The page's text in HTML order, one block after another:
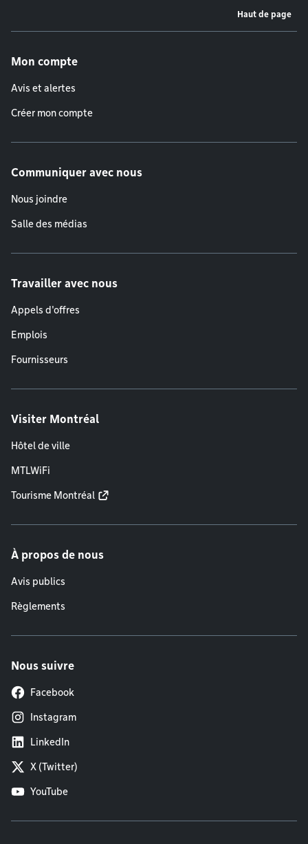
Haut de page
Mon compte
Avis et alertes
Créer mon compte
Communiquer avec nous
Nous joindre
Salle des médias
Travailler avec nous
Appels d'offres
Emplois
Fournisseurs
Visiter Montréal
Hôtel de ville
MTLWiFi
Tourisme Montréal
À propos de nous
Avis publics
Règlements
Nous suivre
Facebook
Instagram
LinkedIn
X (Twitter)
YouTube